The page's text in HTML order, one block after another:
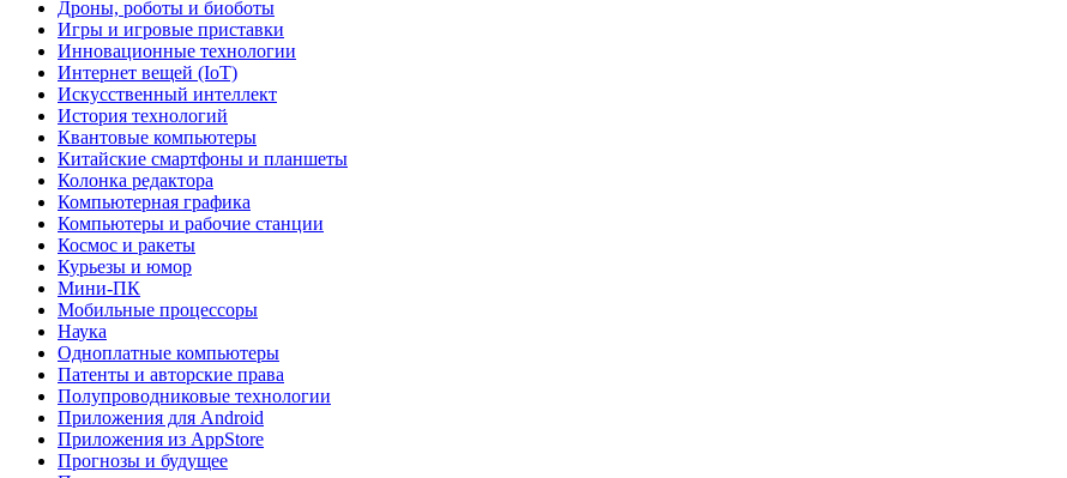
Дроны, роботы и биоботы
Игры и игровые приставки
Инновационные технологии
Интернет вещей (IoT)
Искусственный интеллект
История технологий
Квантовые компьютеры
Китайские смартфоны и планшеты
Колонка редактора
Компьютерная графика
Компьютеры и рабочие станции
Космос и ракеты
Курьезы и юмор
Мини-ПК
Мобильные процессоры
Наука
Одноплатные компьютеры
Патенты и авторские права
Полупроводниковые технологии
Приложения для Android
Приложения из AppStore
Прогнозы и будущее